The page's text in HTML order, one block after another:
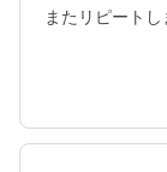
またリピートし